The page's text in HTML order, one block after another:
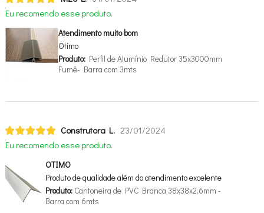
Eu recomendo esse produto.
Atendimento muito bom
Otimo
Produto:Perfil de Alumínio Redutor 35x3000mm
Fumê- Barra com 3mts
Construtora L. 23/01/2024
Eu recomendo esse produto.
OTIMO
Produto de qualidade além do atendimento excelente
Produto:Cantoneira de PVC Branca 38x38x2,6mm -
Barra com 6mts